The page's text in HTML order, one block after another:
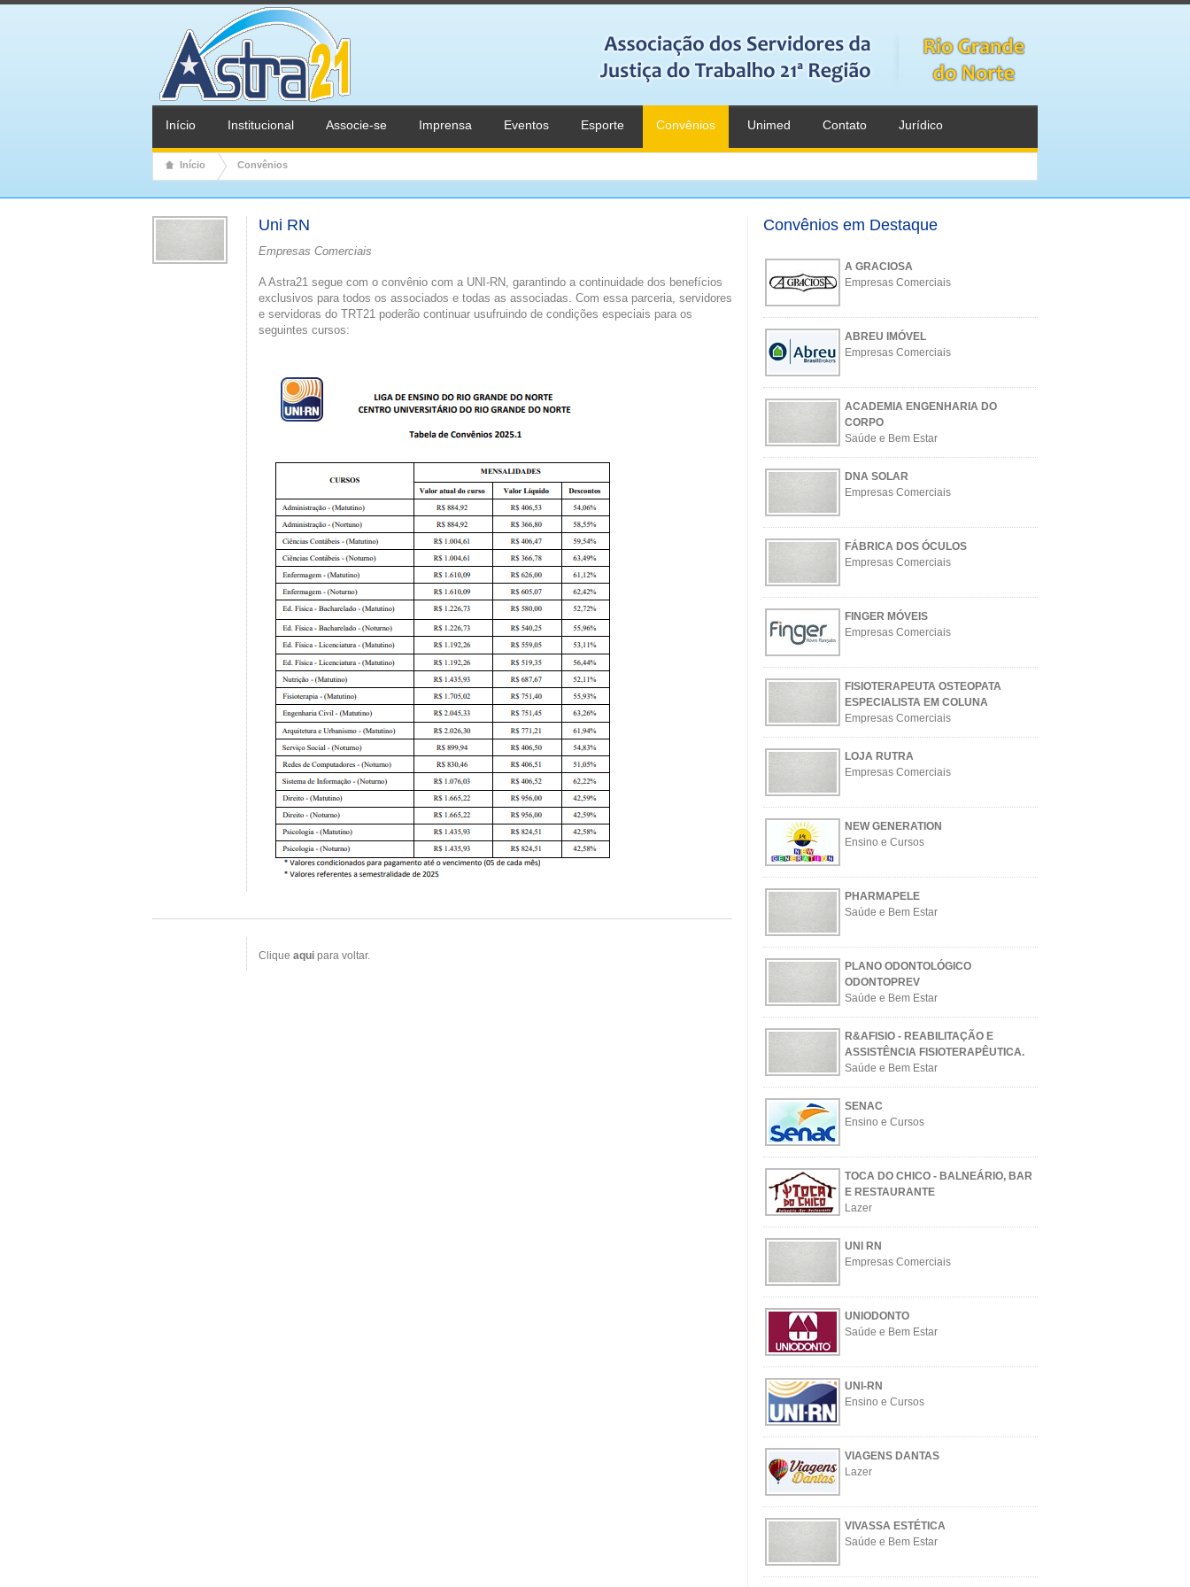
Início Institucional Associe-se Imprensa Eventos Esporte Convênios Unimed Contato Jurídico
Início Convênios
Uni RN
Empresas Comerciais
A Astra21 segue com o convênio com a UNI-RN, garantindo a continuidade dos benefícios
exclusivos para todos os associados e todas as associadas. Com essa parceria, servidores
e servidoras do TRT21 poderão continuar usufruindo de condições especiais para os
seguintes cursos:
Clique aqui para voltar.
Convênios em Destaque
A GRACIOSA
Empresas Comerciais
ABREU IMÓVEL
Empresas Comerciais
ACADEMIA ENGENHARIA DO
CORPO
Saúde e Bem Estar
DNA SOLAR
Empresas Comerciais
FÁBRICA DOS ÓCULOS
Empresas Comerciais
FINGER MÓVEIS
Empresas Comerciais
FISIOTERAPEUTA OSTEOPATA
ESPECIALISTA EM COLUNA
Empresas Comerciais
LOJA RUTRA
Empresas Comerciais
NEW GENERATION
Ensino e Cursos
PHARMAPELE
Saúde e Bem Estar
PLANO ODONTOLÓGICO
ODONTOPREV
Saúde e Bem Estar
R&AFISIO - REABILITAÇÃO E
ASSISTÊNCIA FISIOTERAPÊUTICA.
Saúde e Bem Estar
SENAC
Ensino e Cursos
TOCA DO CHICO - BALNEÁRIO, BAR
E RESTAURANTE
Lazer
UNI RN
Empresas Comerciais
UNIODONTO
Saúde e Bem Estar
UNI-RN
Ensino e Cursos
VIAGENS DANTAS
Lazer
VIVASSA ESTÉTICA
Saúde e Bem Estar